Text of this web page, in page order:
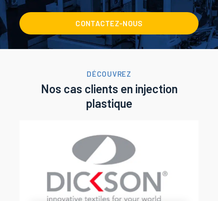
CONTACTEZ-NOUS
DÉCOUVREZ
Nos cas clients en injection
plastique